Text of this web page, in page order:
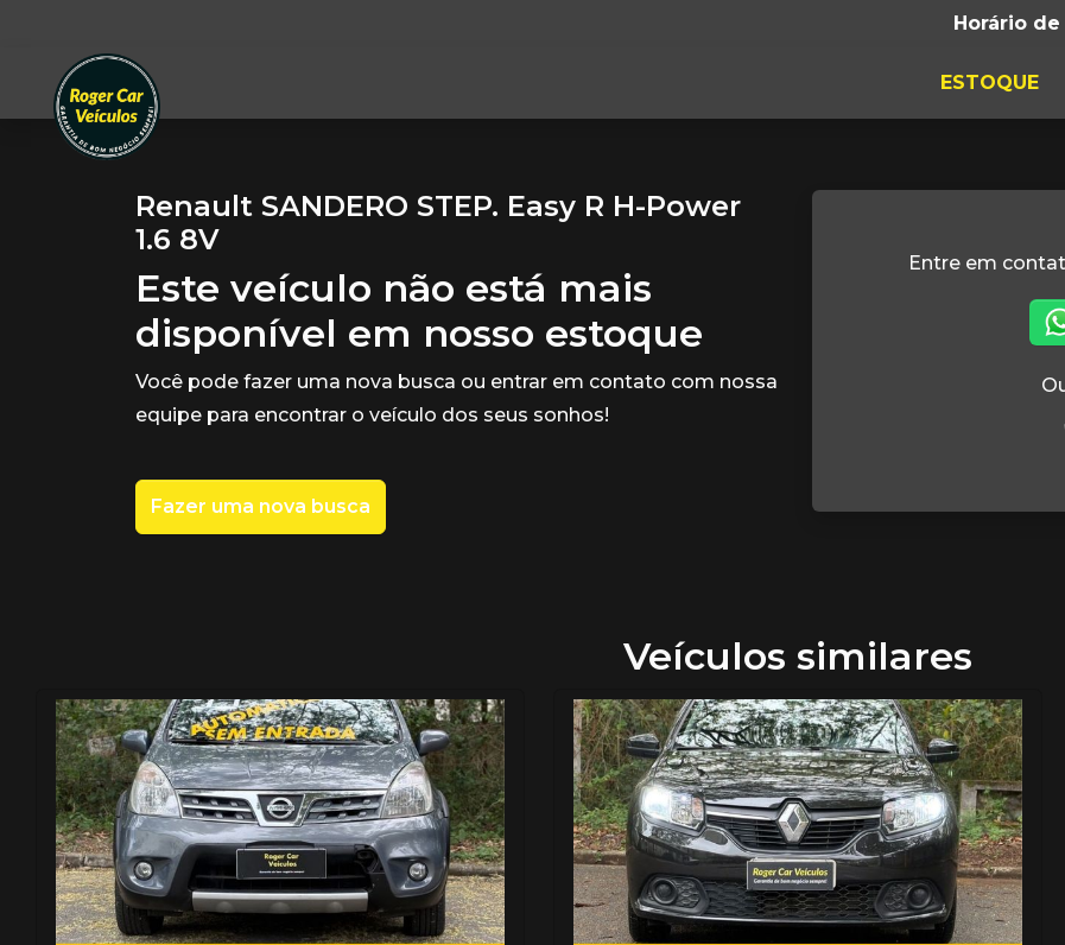
Horário
ESTOQUE
Renault SANDERO STEP. Easy R H-Power
1.6 8V
Este veículo não está mais
disponível em nosso estoque
Você pode fazer uma nova busca ou entrar em contato com nossa
equipe para encontrar o veículo dos seus sonhos!
Fazer uma nova busca
Entre em
Veículos similares